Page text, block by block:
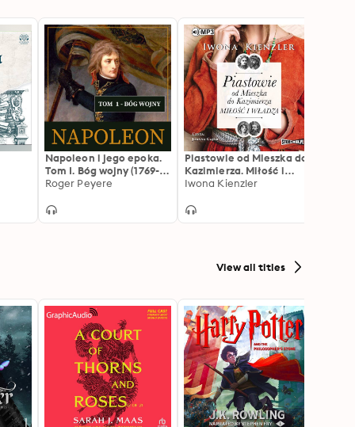
Napoleon i jego epoka.
Tom I. Bóg wojny (1769-
1804)
Roger Peyere
Piastowie od Mieszka do
Kazimierza. Miłość i
władza
Iwona Kienzler
View all titles